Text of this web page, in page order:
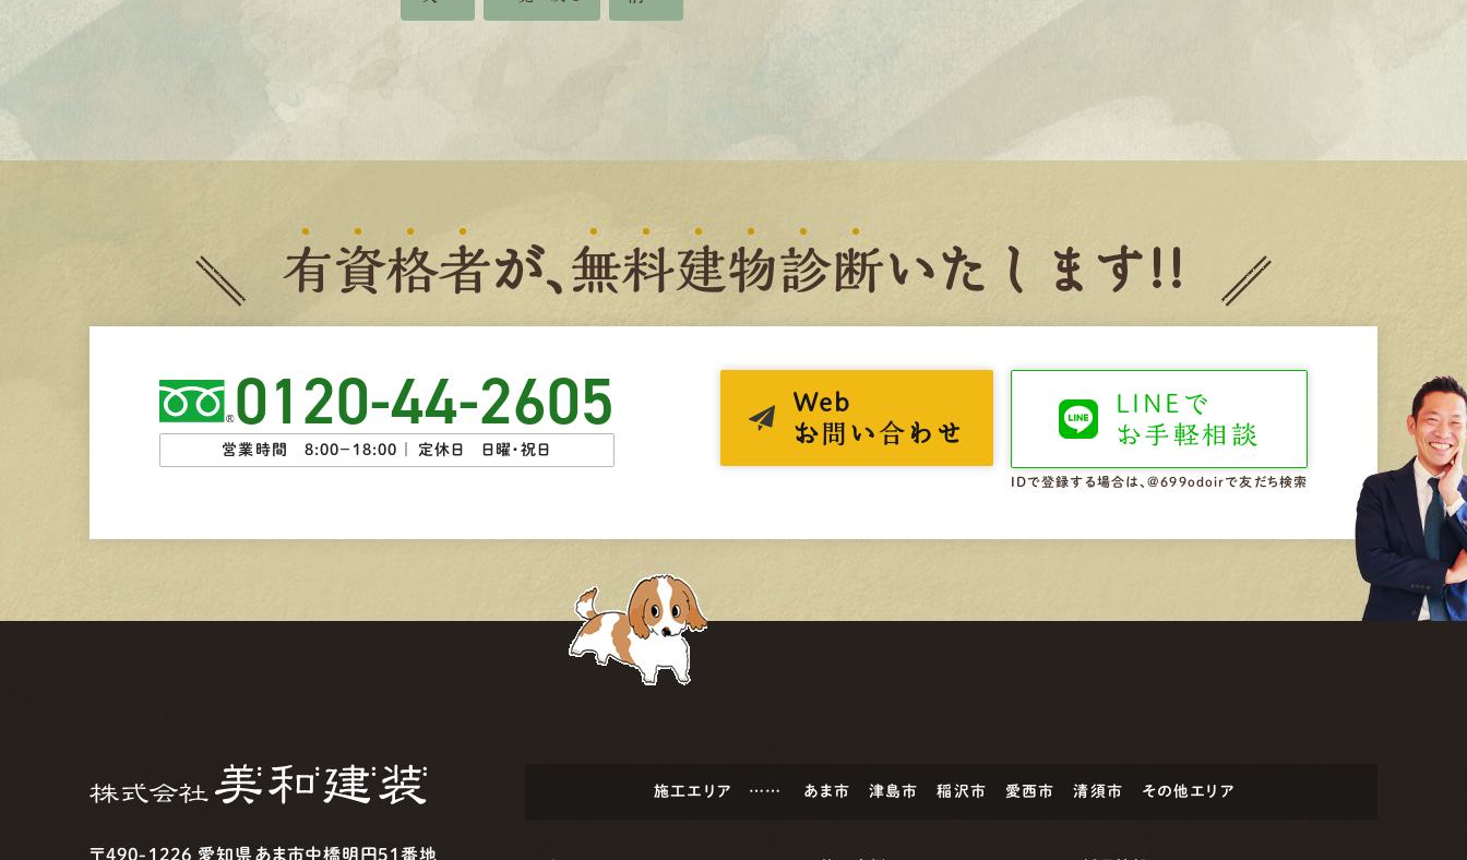
有資格者が、 無料建物診断いたします!!
0120-44-2605
営業時間 8:00−18:00 ｜ 定休日 日曜・祝日
Web
お問い合わせ
LINEで
お手軽相談
IDで登録する場合は、@699odoirで友だち検索
〒490-1226 愛知県あま市中橋明円51番地
施工エリア …… あま市 津島市 稲沢市 愛西市 清須市 その他エリア